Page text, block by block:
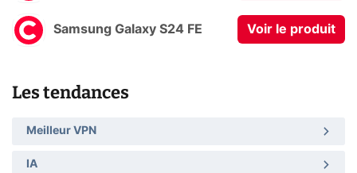
Samsung Galaxy S24 FE Voir le produit
Les tendances
Meilleur VPN
IA